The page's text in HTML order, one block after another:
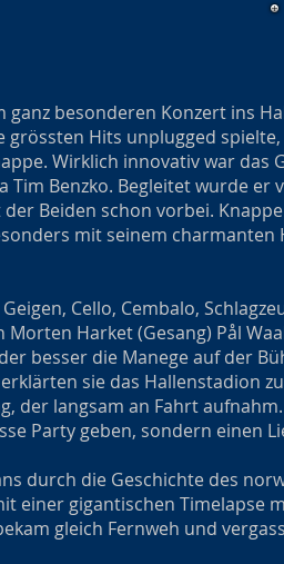
ganz besonderen Konzert ins
grössten Hits unplugged
Wirklich innovativ war das
Benzko. Begleitet wurde er
Beiden schon vorbei.
mit seinem charmanten
Cello, Cembalo,
Harket (Gesang) Pål
besser die Manege auf der
sie das Hallenstadion
der langsam an Fahrt
Party geben, sondern einen
durch die Geschichte des
einer gigantischen Timelapse
gleich Fernweh und